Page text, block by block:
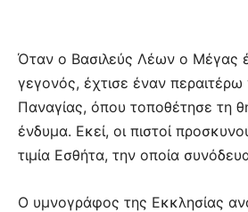
Όταν ο Βασιλεύς Λέων ο Μέγας
γεγονός, έχτισε έναν
Παναγίας, όπου τοποθέτησε τη
ένδυμα. Εκεί, οι πιστοί
τιμία Εσθήτα, την οποία
Ο υμνογράφος της Εκκλησίας